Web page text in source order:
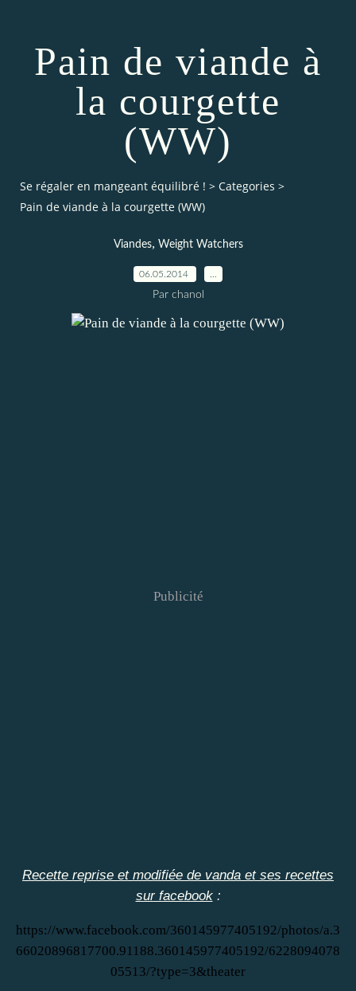
Pain de viande à
la courgette
(WW)
Se régaler en mangeant équilibré ! > Categories >
Pain de viande à la courgette (WW)
Viandes, Weight Watchers
06.05.2014
Par chanol
Publicité
Recette reprise et modifiée de vanda et ses recettes
sur facebook:
https://www.facebook.com/360145977405192/photos/a.3
66020896817700.91188.360145977405192/6228094078
05513/?type=3&theater